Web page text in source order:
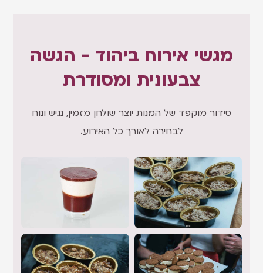
מגשי אירוח ביהוד - הגשה
צבעונית ומסודרת
סידור מוקפד של המנות יוצר שולחן מזמין, נגיש ונוח
לבחירה לאורך כל האירוע.